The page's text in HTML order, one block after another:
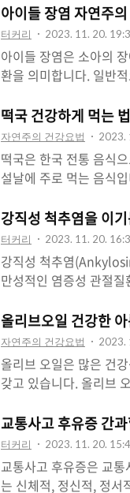
주로 수확됩니다. 산딸
만 주스, 잼, 디저트 등 다
도 사용됩니다.산딸기
는 항산화 물질인 폴리
부하게 포함되어 있습니
용은 자유 라디칼로부터
화 스트레스로부터 신
니다. 또한 산딸기에는
질이 함유되어 있어 면
도움을 줄 수 있습니다.
있습니다. 그리고 산딸
부하게 포함되어 있어 소
줄 수 있습니다. 소..
아이들 장염 자연주
터커리 2023. 11. 20.
아이들 장염은 소아의
환을 의미합니다. 일반
복통, 구토 등의 증상을
염은 주변 환경이나 개인
이 감염 위험을 증가시
장염의 증상 설사는 가
변비에 비해 더 자주 발
물이 많은 상태로 나타날
복되는 급성 설사가 나
아장염은 복통을 동반할
통증이나 불편감을 느
부가 팽창되고 불편한
니다. 구토는 소아의 식
의 어려움을 초래할 수
감염이 심한..
떡국 건강하게 먹는
자연주의 건강요법 2023.
떡국은 한국 전통 음식
설날에 주로 먹는 음식
만들어지며, 다양한 영
니다. 떡국의 효능 떡국
이 풍부한 떡과 고기를
음식입니다. 이를 통해
양소를 섭취할 수 있습니
떡은 소화가 쉽고 가볍게
다. 소고기 또는 닭고기
와주는 효과가 있습니다.
을 함유하고 있어 식사
수 있습니다. 특히 뜨거
고기의 육수는 간 건강
니다. 고기에서 나오는
간 기능을 지원하고 ..
강직성 척추염을 이
터커리 2023. 11. 20.
강직성 척추염
만성적인 염증성 관절
은 척추의 뼈들이 서로
인대와 연골 조직에 염증
및 통증을 유발합니다.
성인에게 발생하며, 남
납니다. 강직청 척추염의
은 정확한 원인은 알려져
적인 요인과 환경적인
용하여 발병할 수 있는
다. 강직성 척추염은 유
역할을 할 수 있습니다.
올리브오일 건강한
자연주의 건강요법 2023.
올리브 오일은 많은 건
갖고 있습니다. 올리브
강 지원, 피부 건강 개선
갖고 있습니다. 올리브
활용하면 건강에 긍정적
니다. 올리브오일의 장점
교통사고 후유증 간
터커리 2023. 11. 20.
교통사고 후유증은 교
는 신체적, 정신적, 정서